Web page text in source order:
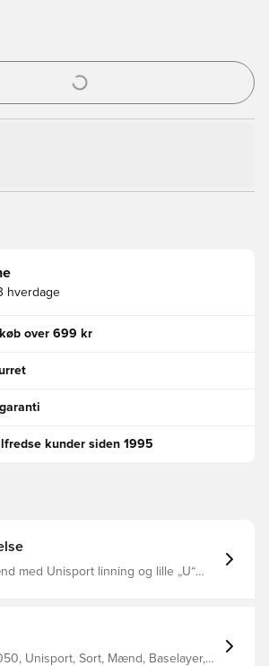
logge ind eller tilmelde dig som medlem
hverdage
over 699 kr
kunder siden 1995
med Unisport linning og lille „U“
Unisport, Sort, Mænd, Baselayer,